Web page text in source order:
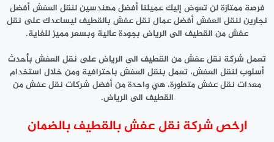
فرصة ممتازة لن تعوض إليك عميلنا أفضل مهندسين لنقل العفش أفضل
نجارين لنقل العفش أفضل عمال نقل عفش بالقطيف ليساعدك على نقل
عفش من القطيف الى الرياض بجودة عالية وبسعر مميز للغاية.
تعمل شركة نقل عفش من القطيف الى الرياض على نقل العفش بأحدث
أسلوب لنقل العفش، تعمل بنقل العفش باحترافية ومن خلال استخدام
معدات نقل عفش متطورة، هي واحدة من أفضل شركات نقل عفش من
القطيف الى الرياض.
ارخص شركة نقل عفش بالقطيف بالضمان